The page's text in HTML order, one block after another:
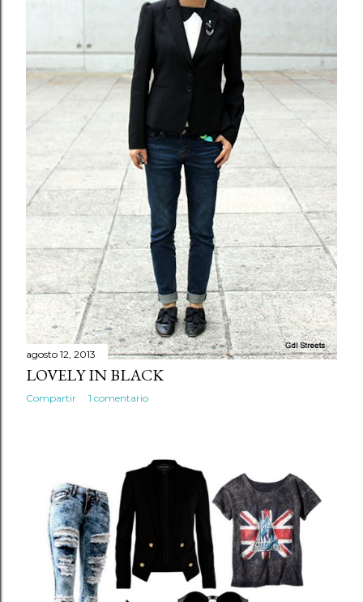
agosto 12, 2013
LOVELY IN BLACK
Compartir 1 comentario